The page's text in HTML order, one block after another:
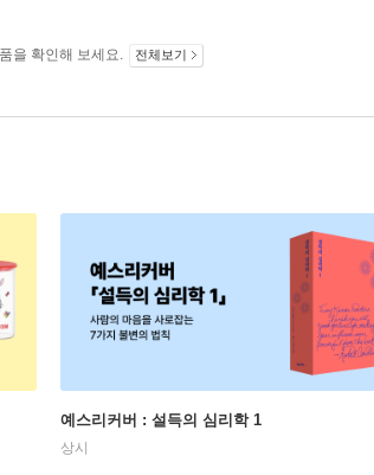
을 확인해 보세요. 전체보기
예스리커버 : 설득의 심리학 1
상시